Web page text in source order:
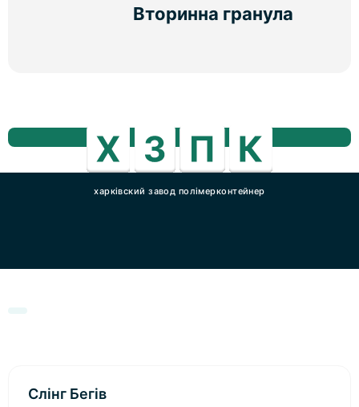
Вторинна гранула
харківский завод полімерконтейнер
Слінг Бегів